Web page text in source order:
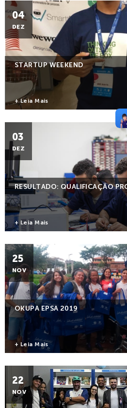
04
DEZ
STARTUP WEEKEND
+ Leia Mais
03
DEZ
RESULTADO: QUALIFICAÇÃO
+ Leia Mais
25
NOV
OKUPA EPSA 2019
+ Leia Mais
22
NOV